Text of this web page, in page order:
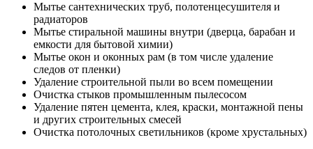
Мытье сантехнических труб, полотенцесушителя и
радиаторов
Мытье стиральной машины внутри (дверца, барабан и
емкости для бытовой химии)
Мытье окон и оконных рам (в том числе удаление
следов от пленки)
Удаление строительной пыли во всем помещении
Очистка стыков промышленным пылесосом
Удаление пятен цемента, клея, краски, монтажной пены
и других строительных смесей
Очистка потолочных светильников (кроме хрустальных)